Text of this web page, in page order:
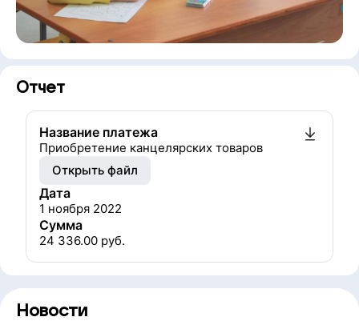
Отчет
Название платежа
Приобретение канцелярских товаров
Открыть файл
Дата
1 ноября 2022
Сумма
24 336.00 руб.
Новости